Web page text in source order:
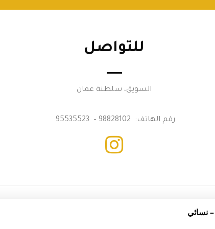
للتواصل
السويق، سلطنة عمان
رقم الهاتف: 98828102 – 95535523